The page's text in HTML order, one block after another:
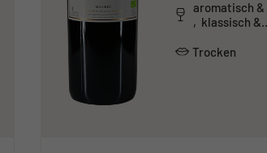
aromatisch &
, klassisch &
Trocken